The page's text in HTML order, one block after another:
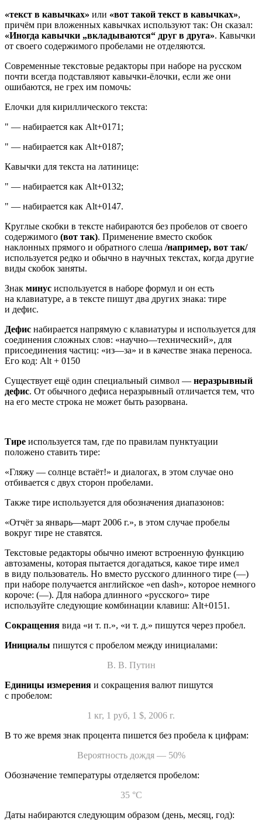
«текст в кавычках» или «вот такой текст в кавычках»,
причём при вложенных кавычках используют так: Он сказал:
«Иногда кавычки „вкладываются“ друг в друга». Кавычки
от своего содержимого пробелами не отделяются.
Современные текстовые редакторы при наборе на русском
почти всегда подставляют кавычки-ёлочки, если же они
ошибаются, не грех им помочь:
Елочки для кириллического текста:
" — набирается как Alt+0171;
" — набирается как Alt+0187;
Кавычки для текста на латинице:
" — набирается как Alt+0132;
" — набирается как Alt+0147.
Круглые скобки в тексте набираются без пробелов от своего
содержимого (вот так). Применение вместо скобок
наклонных прямого и обратного слеша /например, вот так/
используется редко и обычно в научных текстах, когда другие
виды скобок заняты.
Знак минус используется в наборе формул и он есть
на клавиатуре, а в тексте пишут два других знака: тире
и дефис.
Дефис набирается напрямую с клавиатуры и используется для
соединения сложных слов: «научно—технический», для
присоединения частиц: «из—за» и в качестве знака переноса.
Его код: Alt + 0150
Существует ещё один специальный символ — неразрывный
дефис. От обычного дефиса неразрывный отличается тем, что
на его месте строка не может быть разорвана.
Тире используется там, где по правилам пунктуации
положено ставить тире:
«Гляжу — солнце встаёт!» и диалогах, в этом случае оно
отбивается с двух сторон пробелами.
Также тире используется для обозначения диапазонов:
«Отчёт за январь—март 2006 г.», в этом случае пробелы
вокруг тире не ставятся.
Текстовые редакторы обычно имеют встроенную функцию
автозамены, которая пытается догадаться, какое тире имел
в виду пользователь. Но вместо русского длинного тире (—)
при наборе получается английское «en dash», которое немного
короче: (—). Для набора длинного «русского» тире
используйте следующие комбинации клавиш: Alt+0151.
Сокращения вида «и т. п.», «и т. д.» пишутся через пробел.
Инициалы пишутся с пробелом между инициалами:
В. В. Путин
Единицы измерения и сокращения валют пишутся
с пробелом:
1 кг, 1 руб, 1 $, 2006 г.
В то же время знак процента пишется без пробела к цифрам:
Вероятность дождя — 50%
Обозначение температуры отделяется пробелом:
35 °С
Даты набираются следующим образом (день, месяц, год):